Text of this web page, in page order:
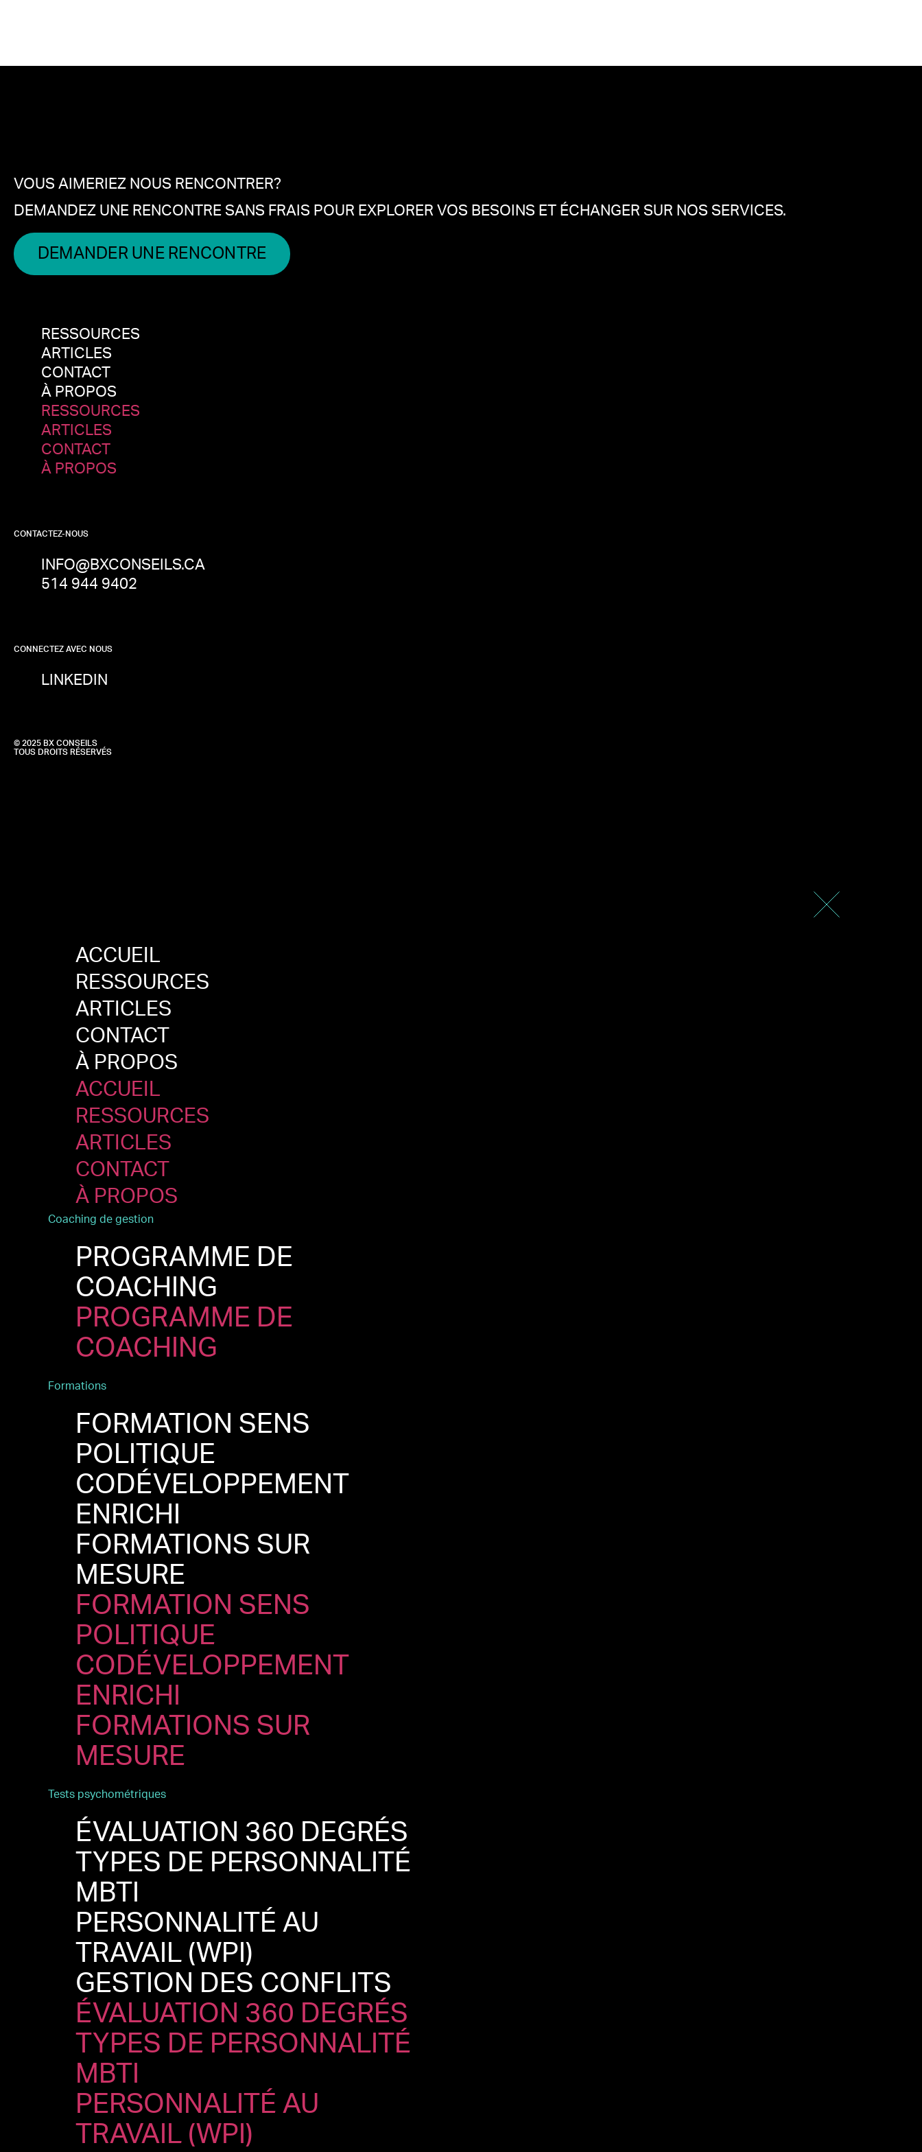
VOUS AIMERIEZ NOUS RENCONTRER?
DEMANDEZ UNE RENCONTRE SANS FRAIS POUR EXPLORER VOS BESOINS ET ÉCHANGER SUR NOS SERVICES.
DEMANDER UNE RENCONTRE
RESSOURCES
ARTICLES
CONTACT
À PROPOS
RESSOURCES
ARTICLES
CONTACT
À PROPOS
CONTACTEZ-NOUS
INFO@BXCONSEILS.CA
514 944 9402
CONNECTEZ AVEC NOUS
LINKEDIN
© 2025 BX CONSEILS
TOUS DROITS RÉSERVÉS
ACCUEIL
RESSOURCES
ARTICLES
CONTACT
À PROPOS
ACCUEIL
RESSOURCES
ARTICLES
CONTACT
À PROPOS
Coaching de gestion
PROGRAMME DE
COACHING
PROGRAMME DE
COACHING
Formations
FORMATION SENS
POLITIQUE
CODÉVELOPPEMENT
ENRICHI
FORMATIONS SUR
MESURE
FORMATION SENS
POLITIQUE
CODÉVELOPPEMENT
ENRICHI
FORMATIONS SUR
MESURE
Tests psychométriques
ÉVALUATION 360 DEGRÉS
TYPES DE PERSONNALITÉ
MBTI
PERSONNALITÉ AU
TRAVAIL (WPI)
GESTION DES CONFLITS
ÉVALUATION 360 DEGRÉS
TYPES DE PERSONNALITÉ
MBTI
PERSONNALITÉ AU
TRAVAIL (WPI)